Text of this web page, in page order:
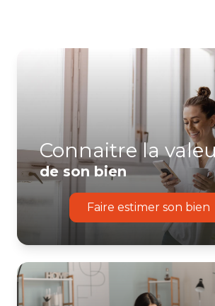
Connaitre la
de son bien
Faire estimer son bien